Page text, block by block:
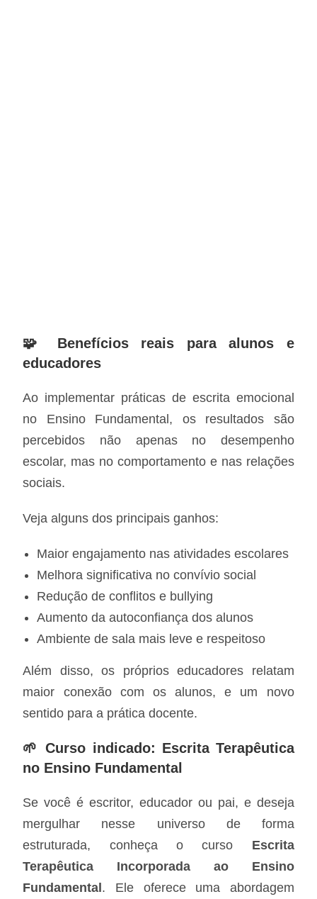
🧩 Benefícios reais para alunos e
educadores
Ao implementar práticas de escrita emocional
no Ensino Fundamental, os resultados são
percebidos não apenas no desempenho
escolar, mas no comportamento e nas relações
sociais.
Veja alguns dos principais ganhos:
Maior engajamento nas atividades escolares
Melhora significativa no convívio social
Redução de conflitos e bullying
Aumento da autoconfiança dos alunos
Ambiente de sala mais leve e respeitoso
Além disso, os próprios educadores relatam
maior conexão com os alunos, e um novo
sentido para a prática docente.
🌱 Curso indicado: Escrita Terapêutica
no Ensino Fundamental
Se você é escritor, educador ou pai, e deseja
mergulhar nesse universo de forma
estruturada, conheça o curso Escrita
Terapêutica Incorporada ao Ensino
Fundamental. Ele oferece uma abordagem